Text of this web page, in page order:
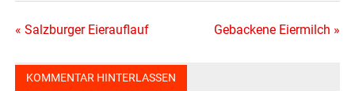
Beitragsnavigation
« Salzburger Eierauflauf Gebackene Eiermilch »
KOMMENTAR HINTERLASSEN